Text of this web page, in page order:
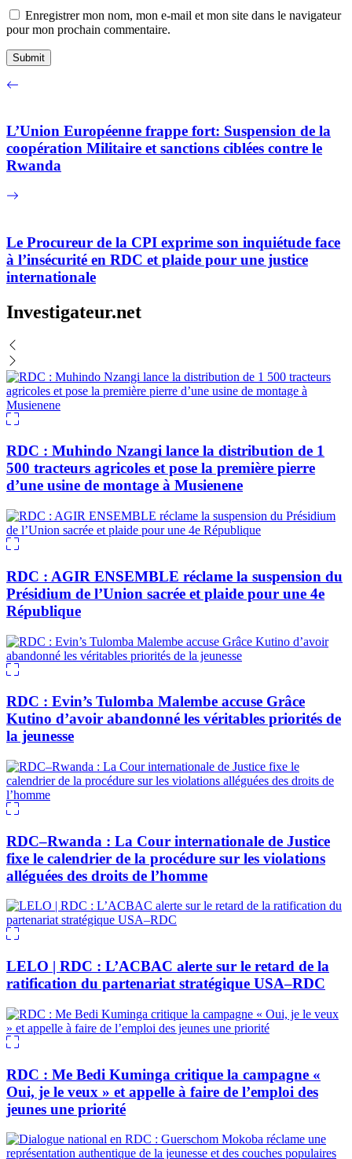
Enregistrer mon nom, mon e-mail et mon site dans le navigateur
pour mon prochain commentaire.
L’Union Européenne frappe fort: Suspension de la
coopération Militaire et sanctions ciblées contre le
Rwanda
Le Procureur de la CPI exprime son inquiétude face
à l’insécurité en RDC et plaide pour une justice
internationale
Investigateur.net
RDC : Muhindo Nzangi lance la distribution de 1
500 tracteurs agricoles et pose la première pierre
d’une usine de montage à Musienene
RDC : AGIR ENSEMBLE réclame la suspension du
Présidium de l’Union sacrée et plaide pour une 4e
République
RDC : Evin’s Tulomba Malembe accuse Grâce
Kutino d’avoir abandonné les véritables priorités de
la jeunesse
RDC–Rwanda : La Cour internationale de Justice
fixe le calendrier de la procédure sur les violations
alléguées des droits de l’homme
LELO | RDC : L’ACBAC alerte sur le retard de la
ratification du partenariat stratégique USA–RDC
RDC : Me Bedi Kuminga critique la campagne «
Oui, je le veux » et appelle à faire de l’emploi des
jeunes une priorité